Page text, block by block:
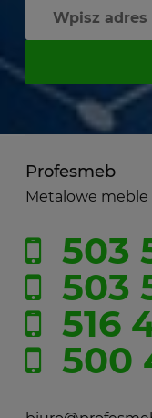
Profesmeb
Metalowe
503
503
516
500